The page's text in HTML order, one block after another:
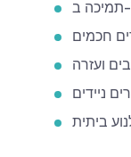
חכמים
ועזרה
ניידים
ביתית